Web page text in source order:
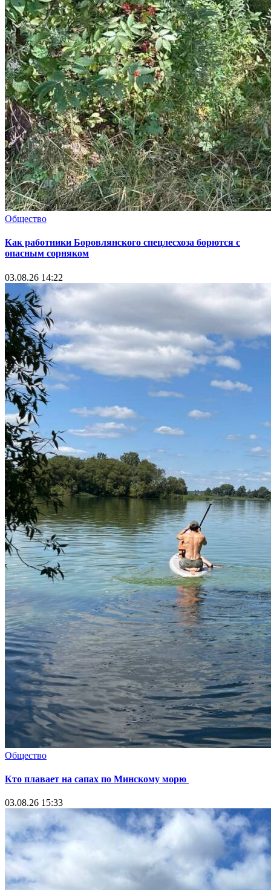
Общество
Как работники Боровлянского спецлесхоза борются с
опасным сорняком
03.08.26 14:22
Общество
Кто плавает на сапах по Минскому морю
03.08.26 15:33